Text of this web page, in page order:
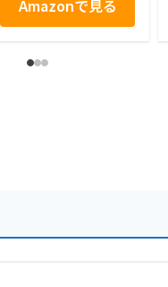
Amazonで見る